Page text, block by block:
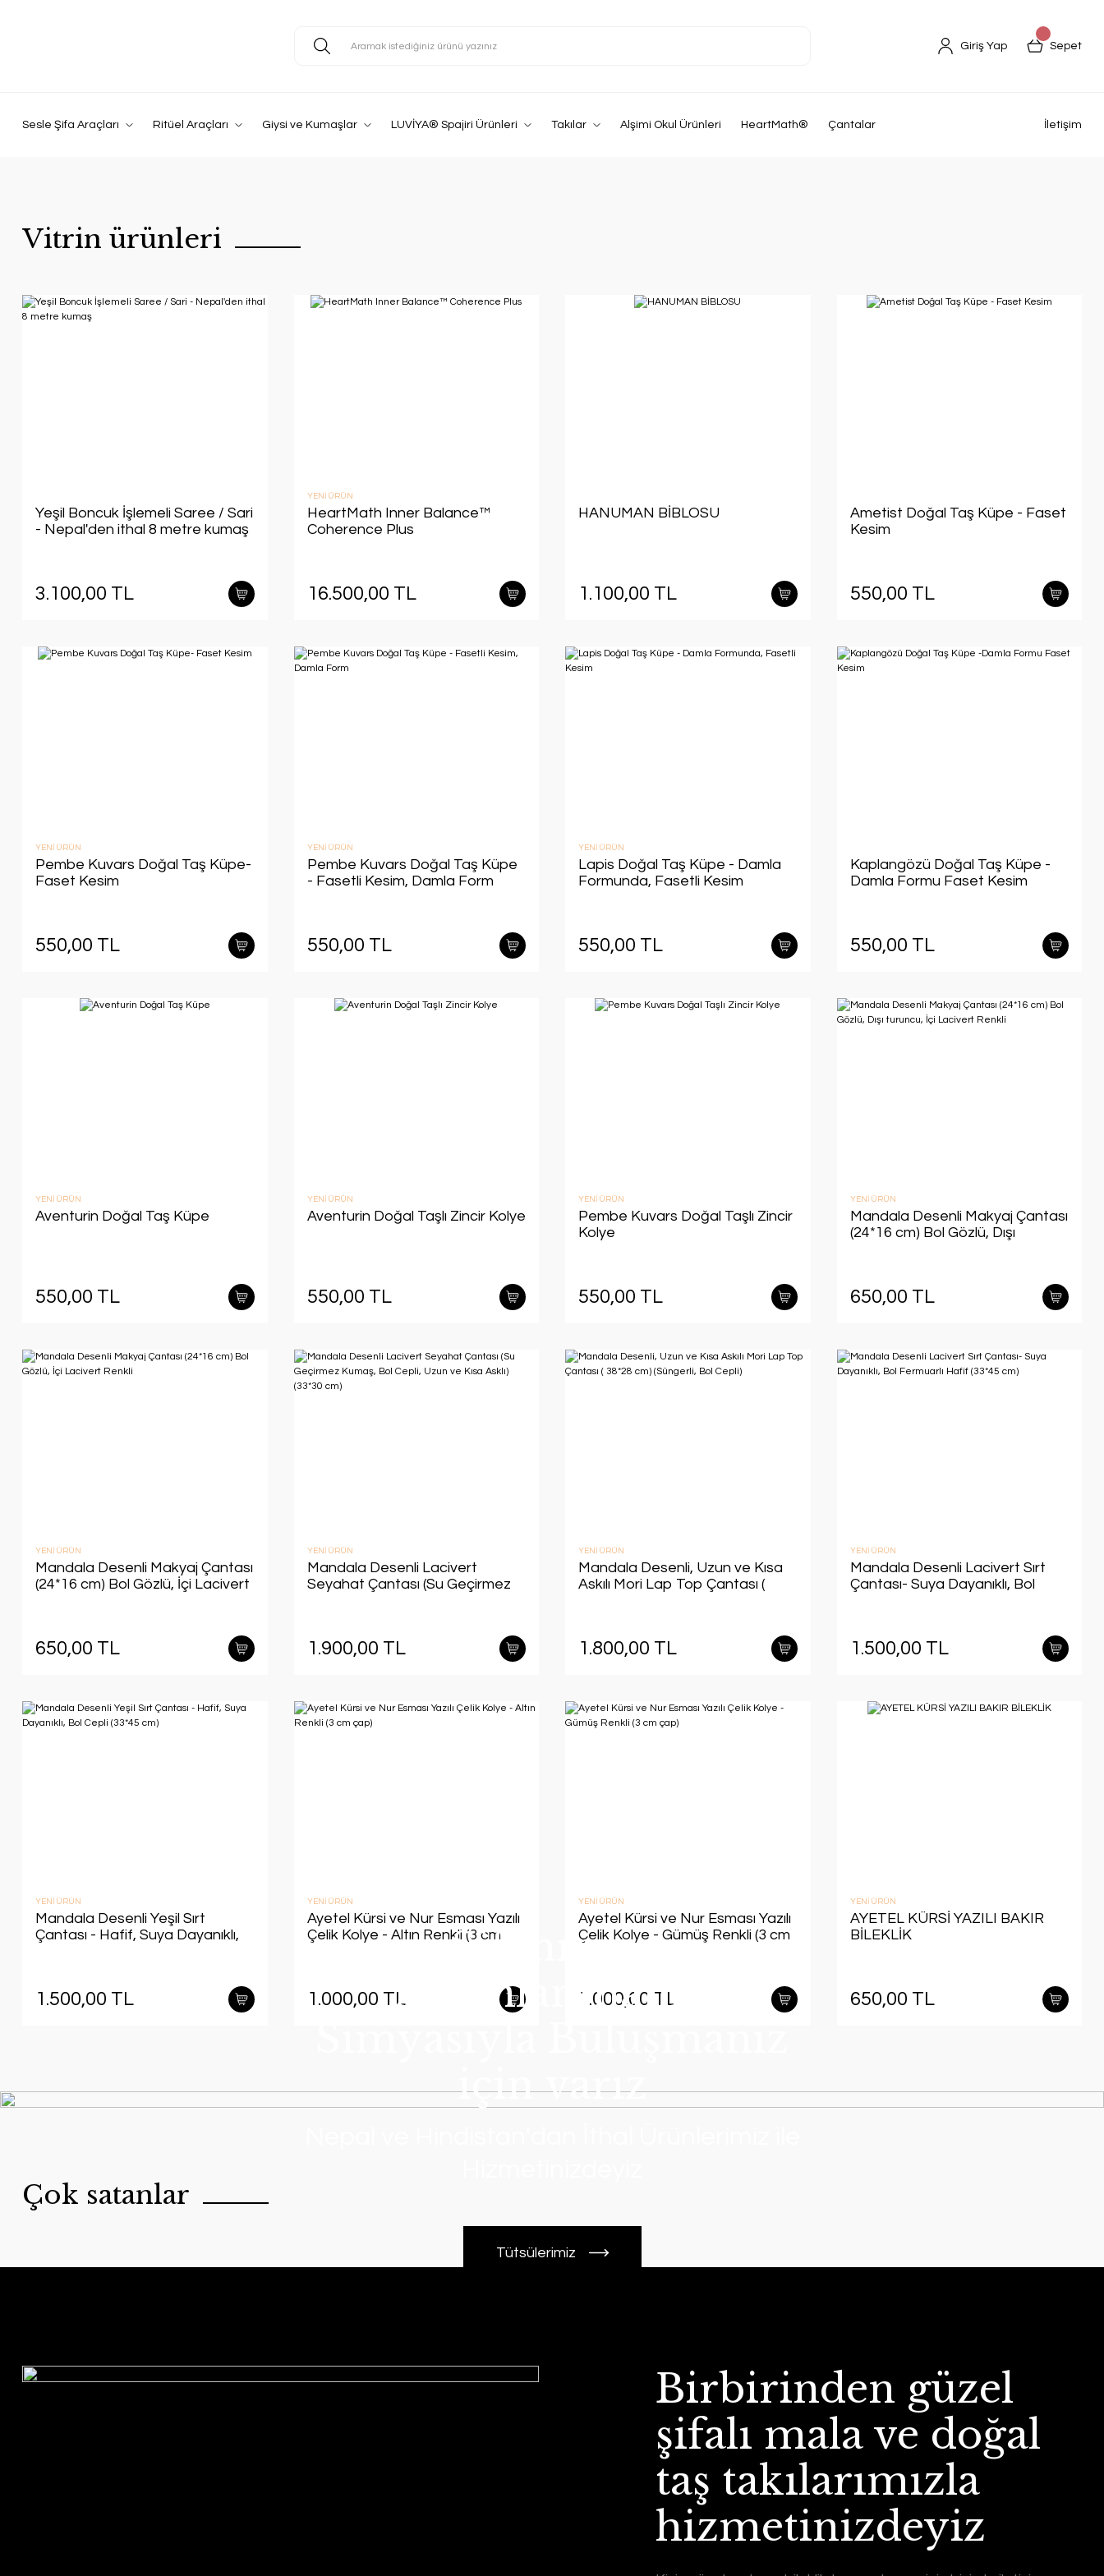
Giriş Yap Sepet
Sesle Şifa Araçları Ritüel Araçları Giysi ve Kumaşlar LUVİYA® Spajiri Ürünleri Takılar Alşimi Okul Ürünleri HeartMath® Çantalar İletişim
Ses Çanakları
Vitrin ürünleri
Yeşil Boncuk İşlemeli Saree / Sari
- Nepal'den ithal 8 metre kumaş
3.100,00 TL
YENİ ÜRÜN
HeartMath Inner Balance™
Coherence Plus
16.500,00 TL
HANUMAN BİBLOSU
1.100,00 TL
Ametist Doğal Taş Küpe - Faset
Kesim
550,00 TL
YENİ ÜRÜN
Pembe Kuvars Doğal Taş Küpe-
Faset Kesim
550,00 TL
YENİ ÜRÜN
Pembe Kuvars Doğal Taş Küpe
- Fasetli Kesim, Damla Form
550,00 TL
YENİ ÜRÜN
Lapis Doğal Taş Küpe - Damla
Formunda, Fasetli Kesim
550,00 TL
Kaplangözü Doğal Taş Küpe -
Damla Formu Faset Kesim
550,00 TL
YENİ ÜRÜN
Aventurin Doğal Taş Küpe
550,00 TL
YENİ ÜRÜN
Aventurin Doğal Taşlı Zincir Kolye
550,00 TL
YENİ ÜRÜN
Pembe Kuvars Doğal Taşlı Zincir
Kolye
550,00 TL
YENİ ÜRÜN
Mandala Desenli Makyaj Çantası
(24*16 cm) Bol Gözlü, Dışı
650,00 TL
YENİ ÜRÜN
Mandala Desenli Makyaj Çantası
(24*16 cm) Bol Gözlü, İçi Lacivert
650,00 TL
YENİ ÜRÜN
Mandala Desenli Lacivert
Seyahat Çantası (Su Geçirmez
1.900,00 TL
YENİ ÜRÜN
Mandala Desenli, Uzun ve Kısa
Askılı Mori Lap Top Çantası (
1.800,00 TL
YENİ ÜRÜN
Mandala Desenli Lacivert Sırt
Çantası- Suya Dayanıklı, Bol
1.500,00 TL
YENİ ÜRÜN
Mandala Desenli Yeşil Sırt
Çantası - Hafif, Suya Dayanıklı,
1.500,00 TL
YENİ ÜRÜN
Ayetel Kürsi ve Nur Esması Yazılı
Çelik Kolye - Altın Renkli (3 cm
1.000,00 TL
YENİ ÜRÜN
Ayetel Kürsi ve Nur Esması Yazılı
Çelik Kolye - Gümüş Renkli (3 cm
1.000,00 TL
YENİ ÜRÜN
AYETEL KÜRSİ YAZILI BAKIR
BİLEKLİK
650,00 TL
Şifanın ve
Aydınlanmanın
için varız
Tütsülerimiz
Çok satanlar
GANESHA BİBLOSU - LORD GANESH
Birbirinden güzel
şifalı mala ve doğal
taş takılarımızla
hizmetinizdeyiz